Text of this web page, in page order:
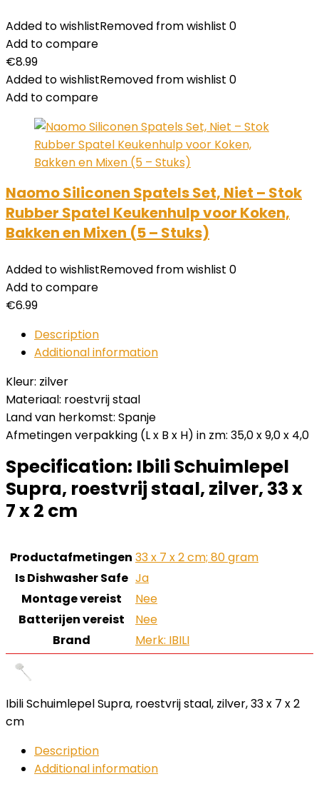
Added to wishlistRemoved from wishlist 0
Add to compare
€8.99
Added to wishlistRemoved from wishlist 0
Add to compare
Naomo Siliconen Spatels Set, Niet – Stok
Rubber Spatel Keukenhulp voor Koken,
Bakken en Mixen (5 – Stuks)
Added to wishlistRemoved from wishlist 0
Add to compare
€6.99
Description
Additional information
Kleur: zilver
Materiaal: roestvrij staal
Land van herkomst: Spanje
Afmetingen verpakking (L x B x H) in zm: 35,0 x 9,0 x 4,0
Specification: Ibili Schuimlepel
Supra, roestvrij staal, zilver, 33 x
7 x 2 cm
Productafmetingen ‎33 x 7 x 2 cm; 80 gram
Is Dishwasher Safe ‎Ja
Montage vereist
‎Nee
Batterijen vereist
‎Nee
Brand
Merk: IBILI
Ibili Schuimlepel Supra, roestvrij staal, zilver, 33 x 7 x 2
cm
Description
Additional information